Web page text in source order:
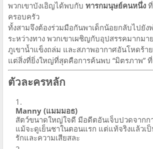
พวกเขาบังเอิญได้พบกับ ทารกมนุษย์คนหนึ่ง
ครอบครัว
ทั้งสามจึงต้องร่วมมือกันพาเด็กน้อยกลับไปยัง
ระหว่างทาง พวกเขาเผชิญกับอุปสรรคมากมา
ภูเขาน้ำแข็งถล่ม และสภาพอากาศอันโหดร้าย
แต่สิ่งที่ยิ่งใหญ่ที่สุดคือการค้นพบ “มิตรภาพ”
ตัวละครหลัก
Manny (แมมมอธ)
สัตว์ขนาดใหญ่ใจดี มีอดีตอันเจ็บปวดจากก
แม้จะดูเย็นชาในตอนแรก แต่แท้จริงแล้วเ
รักและความเสียสละ